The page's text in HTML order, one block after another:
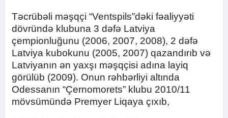
Təcrübəli məşqçi “Ventspils”dəki fəaliyyəti
dövründə klubuna 3 dəfə Latviya
çempionluğunu (2006, 2007, 2008), 2 dəfə
Latviya kubokunu (2005, 2007) qazandırıb və
Latviyanın ən yaxşı məşqçisi adına layiq
görülüb (2009). Onun rəhbərliyi altında
Odessanın “Çernomorets” klubu 2010/11
mövsümündə Premyer Liqaya çıxıb,